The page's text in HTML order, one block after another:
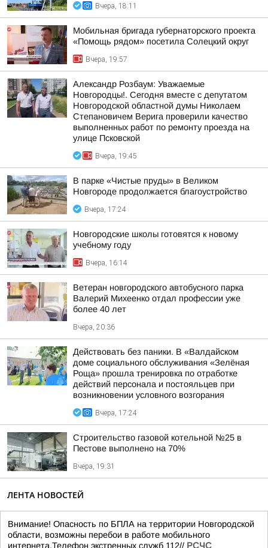
Вчера, 18:11
Мобильная бригада губернаторского проекта
«Помощь рядом» посетила Солецкий округ
Вчера, 19:57
Александр Розбаум: Уважаемые
Новгородцы!. Сегодня вместе с депутатом
Новгородской областной думы Николаем
Степановичем Верига проверили качество
выполненных работ по ремонту проезда на
улице Псковской
Вчера, 19:45
В парке «Чистые пруды» в Великом
Новгороде продолжается благоустройство
Вчера, 17:24
Новгородские школы готовятся к новому
учебному году
Вчера, 16:14
Ветеран новгородского автобусного парка
Валерий Михеенко отдал профессии уже
более 40 лет
Вчера, 20:36
Действовать без паники. В «Валдайском
доме социального обслуживания «Зелёная
Роща» прошла тренировка по отработке
действий персонала и постояльцев при
возникновении условного возгорания
Вчера, 17:24
Строительство газовой котельной №25 в
Пестове выполнено на 70%
Вчера, 19:31
ЛЕНТА НОВОСТЕЙ
Внимание! Опасность по БПЛА на территории Новгородской
области, возможны перебои в работе мобильного
интернета.Телефон экстренных служб 112// РСЧС